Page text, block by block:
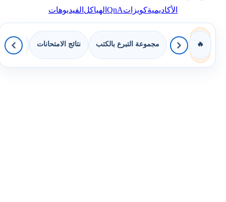
الأكاديميةكويزاتQnAالهياكل الفيديوهات
🔥 مجموعة التبرع بالكتب نتائج الامتحانات